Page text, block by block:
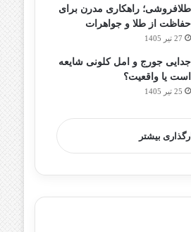
طلافروشی؛ راهکاری مدرن برای
حفاظت از طلا و جواهرات
27 تیر 1405
جدایی جورج و امل کلونی شایعه
است یا واقعیت؟
25 تیر 1405
بیشتر